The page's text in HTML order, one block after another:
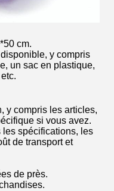
cm.
y compris
un sac en plastique,
y compris les articles,
si vous avez.
les spécifications, les
de transport et
de près.